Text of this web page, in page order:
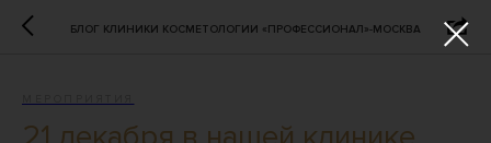
БЛОГ КЛИНИКИ КОСМЕТОЛОГИИ «ПРОФЕССИОНАЛ»-МОСКВА